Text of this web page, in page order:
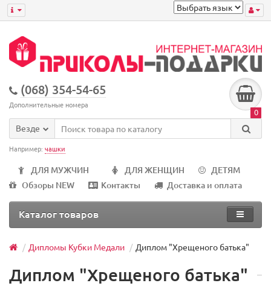
(068) 354-54-65
Дополнительные номера
0
Везде
Например: чашки
ДЛЯ МУЖЧИН ДЛЯ ЖЕНЩИН
ДЕТЯМ
Обзоры NEW
Контакты Доставка и оплата
Каталог товаров
Дипломы Кубки Медали Диплом "Хрещеного батька"
Диплом "Хрещеного батька"